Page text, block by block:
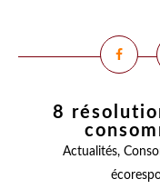
8
Actualités,